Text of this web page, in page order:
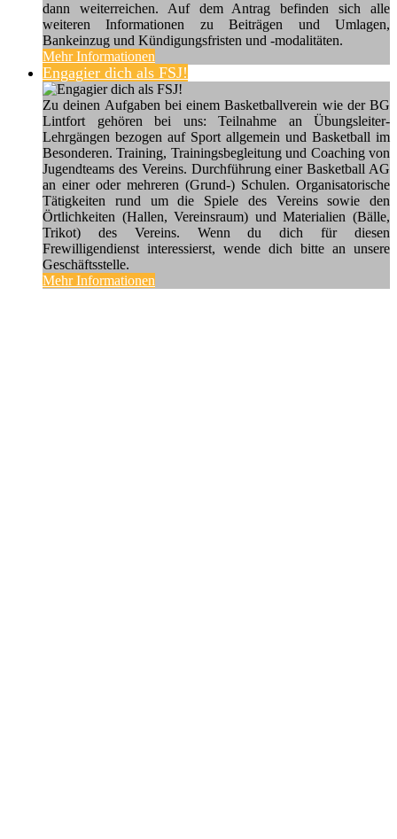
dann weiterreichen. Auf dem Antrag befinden sich alle
weiteren Informationen zu Beiträgen und Umlagen,
Bankeinzug und Kündigungsfristen und -modalitäten.
Mehr Informationen
Engagier dich als FSJ!
Zu deinen Aufgaben bei einem Basketballverein wie der BG
Lintfort gehören bei uns: Teilnahme an Übungsleiter-
Lehrgängen bezogen auf Sport allgemein und Basketball im
Besonderen. Training, Trainingsbegleitung und Coaching von
Jugendteams des Vereins. Durchführung einer Basketball AG
an einer oder mehreren (Grund-) Schulen. Organisatorische
Tätigkeiten rund um die Spiele des Vereins sowie den
Örtlichkeiten (Hallen, Vereinsraum) und Materialien (Bälle,
Trikot) des Vereins. Wenn du dich für diesen
Frewilligendienst interessierst, wende dich bitte an unsere
Geschäftsstelle.
Mehr Informationen